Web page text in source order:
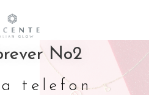
No2
telefon